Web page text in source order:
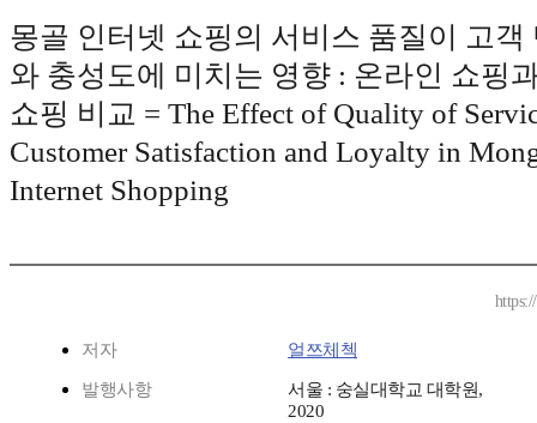
몽골 인터넷 쇼핑의 서비스 품질이 고객
와 충성도에 미치는 영향 : 온라인 쇼핑
쇼핑 비교 = The Effect of Quality of
Customer Satisfaction and Loyalty in
Internet Shopping
저자 얼쯔체첵
발행사항
서울 : 숭실대학교 대학원,
2020